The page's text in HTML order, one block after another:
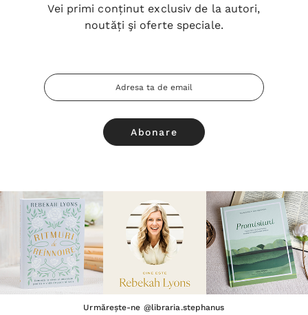
Vei primi conținut exclusiv de la autori,
noutăți şi oferte speciale.
Adresa
Email
Urmărește-ne @libraria.stephanus